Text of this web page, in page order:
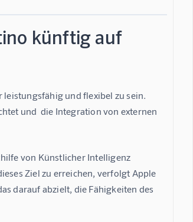
künftig auf
und flexibel zu sein.
und  die Integration von externen
von Künstlicher Intelligenz
Ziel zu erreichen, verfolgt Apple
darauf abzielt, die Fähigkeiten des